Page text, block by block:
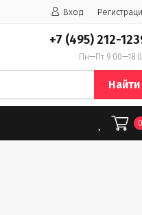
Вход
+7 (495) 212-
Пн—Пт
Найти